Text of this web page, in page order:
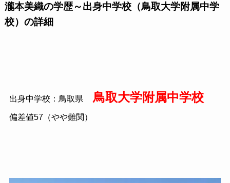
瀧本美織の学歴～出身中学校（鳥取大学附属中学
校）の詳細
出身中学校：鳥取県 鳥取大学附属中学校
偏差値57（やや難関）